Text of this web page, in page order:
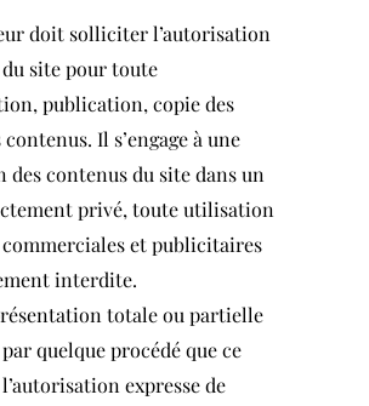
doit solliciter l’autorisation
site pour toute
publication, copie des
Il s’engage à une
contenus du site dans un
privé, toute utilisation
commerciales et publicitaires
interdite.
totale ou partielle
quelque procédé que ce
expresse de